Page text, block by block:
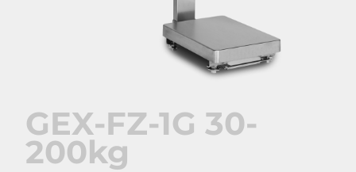
GEX-FZ-1G 30-
200kg